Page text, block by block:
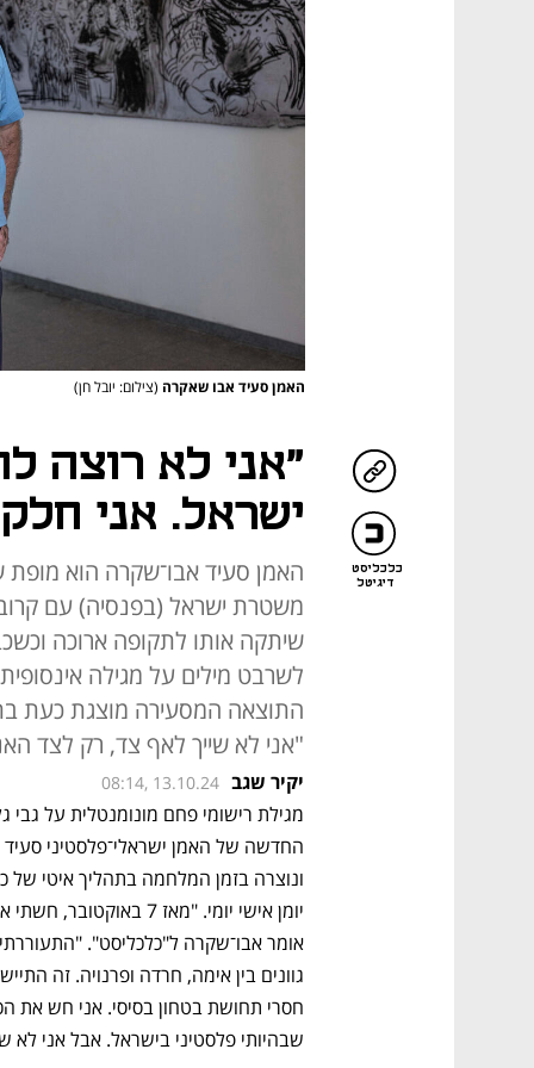
האמן סעיד אבו שאקרה (צילום: יובל חן)
כלכליסט
דיגיטל
"אני לא רוצה
ישראל. אני
האמן סעיד אבו־שקרה הוא מופת
משטרת ישראל (בפנסיה) עם
שיתקה אותו לתקופה ארוכה
לשרבט מילים על מגילה
התוצאה המסעירה מוצגת כעת
"אני לא שייך לאף צד, רק לצד
יקיר שגב 08:14, 13.10.24
שבהיותי פלסטיני בישראל. אבל אני לא